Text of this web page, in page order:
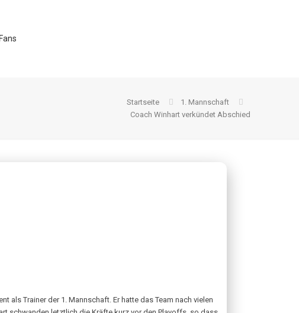
Fans
Startseite
1. Mannschaft
Coach Winhart verkündet Abschied
als Trainer der 1. Mannschaft. Er hatte das Team nach vielen